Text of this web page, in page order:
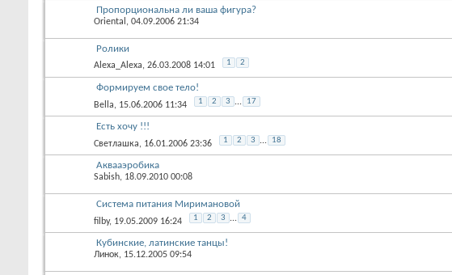
Пропорциональна ли ваша фигура?
Oriental , 04.09.2006 21:34
Ролики
Alexa_Alexa, 26.03.2008 14:01 1 2
Формируем свое тело!
Bella, 15.06.2006 11:34 1 2 3 ... 17
Есть хочу !!!
Светлашка, 16.01.2006 23:36 1 2 3 ... 18
Аквааэробика
Sabish, 18.09.2010 00:08
Система питания Миримановой
filby, 19.05.2009 16:24 1 2 3 ... 4
Кубинские, латинские танцы!
Линок, 15.12.2005 09:54